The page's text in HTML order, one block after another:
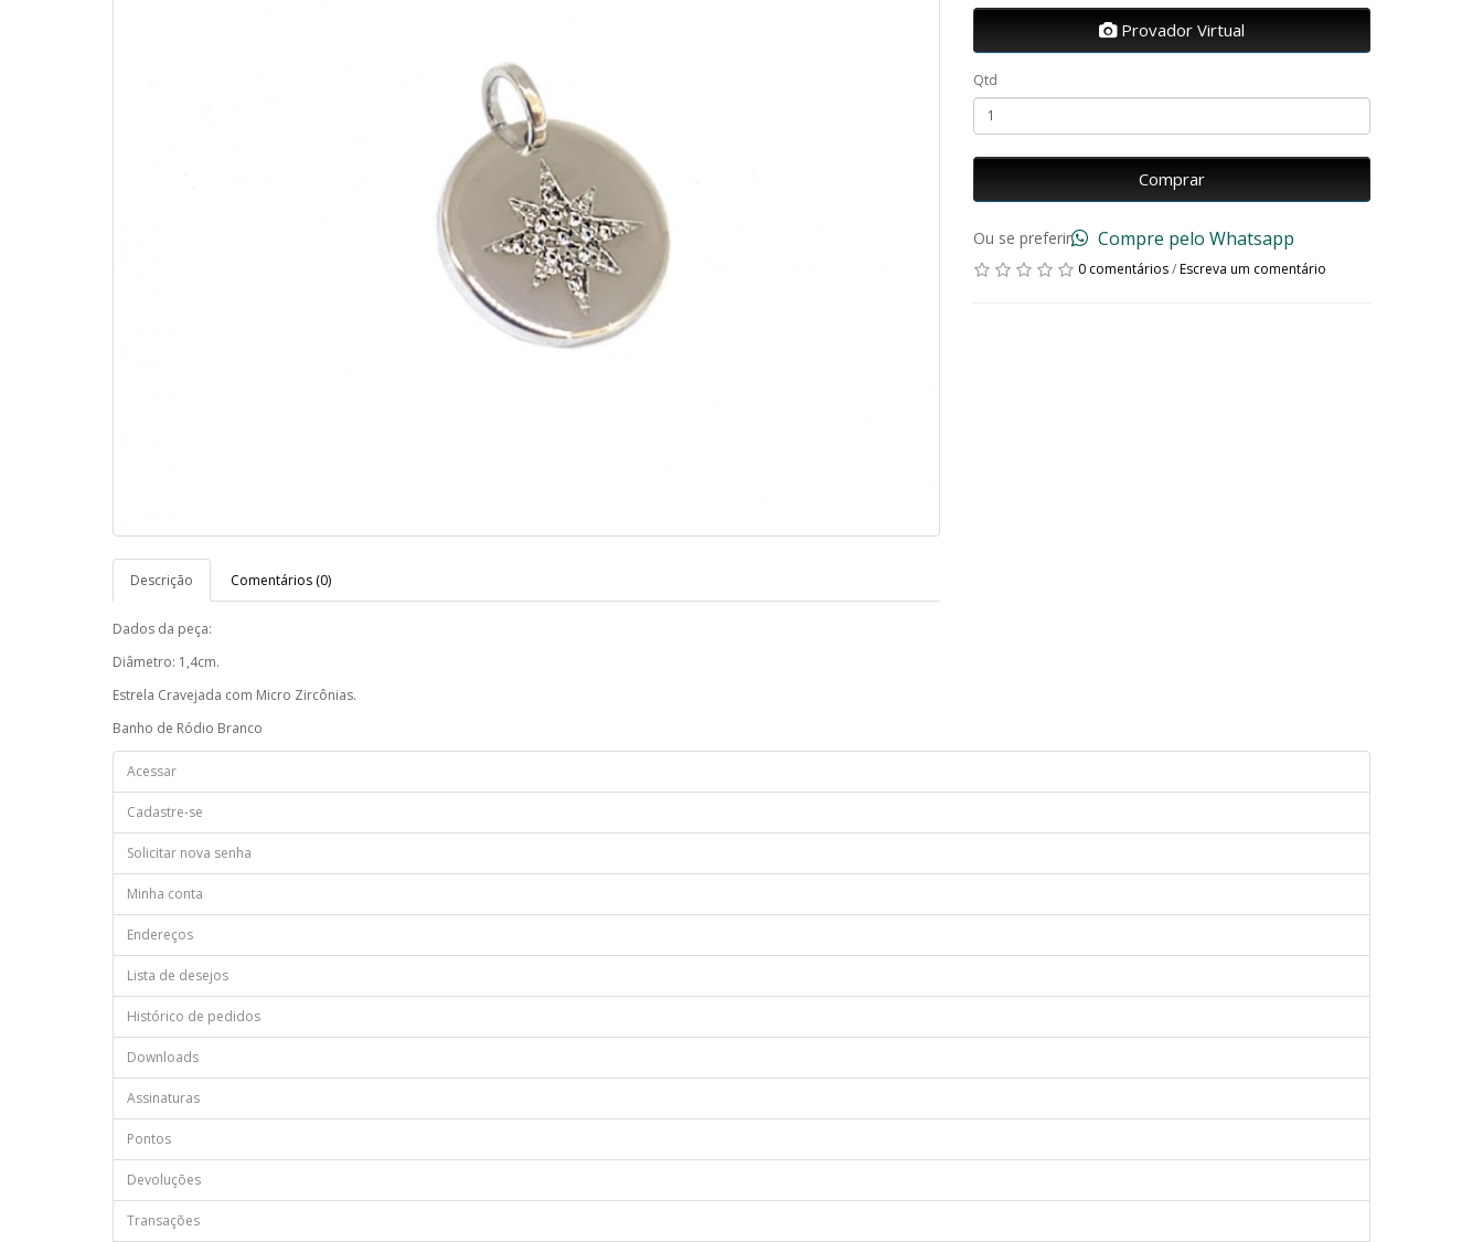
Descrição Comentários (0)
Dados da peça:
Diâmetro: 1,4cm.
Estrela Cravejada com Micro Zircônias.
Banho de Ródio Branco
Provador Virtual
Qtd
Comprar
Ou se preferir Compre pelo Whatsapp
0 comentários/Escreva um comentário
Acessar
Cadastre-se
Solicitar nova senha
Minha conta
Endereços
Lista de desejos
Histórico de pedidos
Downloads
Assinaturas
Pontos
Devoluções
Transações